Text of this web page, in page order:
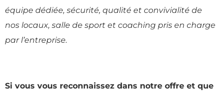
équipe dédiée, sécurité, qualité et convivialité de
nos locaux, salle de sport et coaching pris en charge
par l’entreprise.
Si vous vous reconnaissez dans notre offre et que